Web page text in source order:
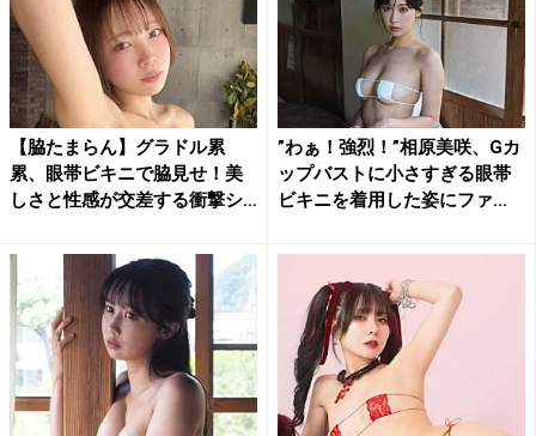
【脇たまらん】グラドル累
累、眼帯ビキニで脇見せ！美
しさと性感が交差する衝撃シ
”わぁ！強烈！”相原美咲、Gカ
ップバストに小さすぎる眼帯
ビキニを着用した姿にファ...